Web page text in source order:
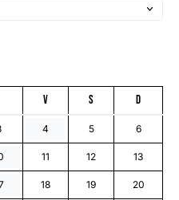
V S D
4 5 6
11 12 13
18 19 20